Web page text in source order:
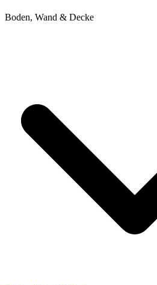
Boden, Wand & Decke